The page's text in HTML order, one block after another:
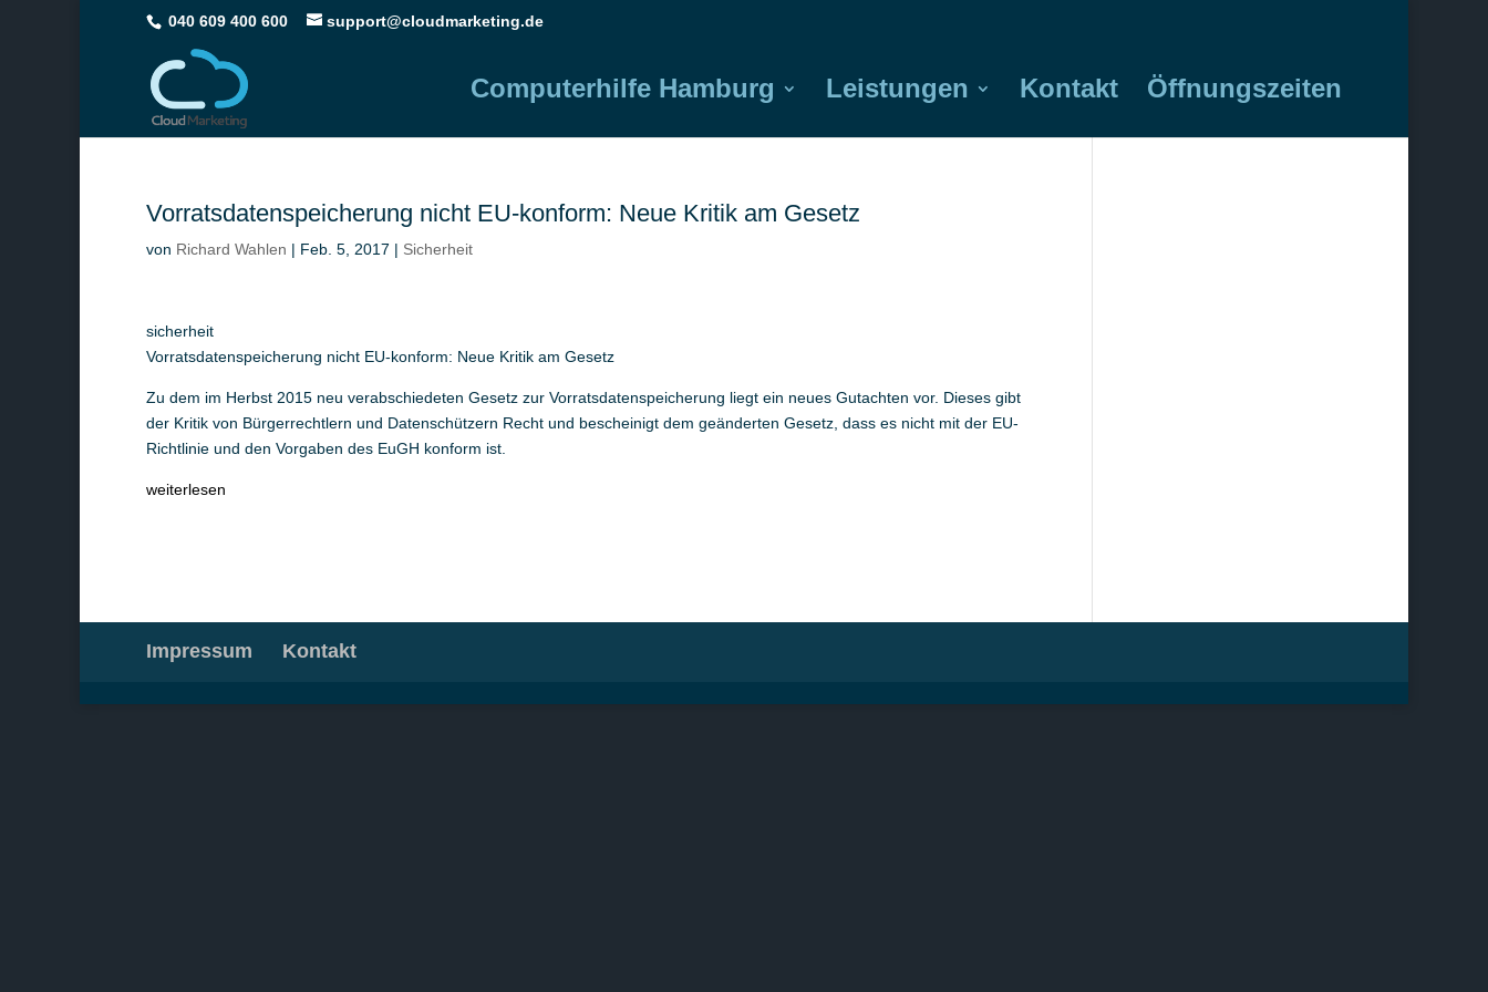
040 609 400 600 support@cloudmarketing.de
Computerhilfe Hamburg Leistungen Kontakt Öffnungszeiten
Vorratsdatenspeicherung nicht EU-konform: Neue Kritik am Gesetz
von Richard Wahlen | Feb. 5, 2017 | Sicherheit
sicherheit
Vorratsdatenspeicherung nicht EU-konform: Neue Kritik am Gesetz
Zu dem im Herbst 2015 neu verabschiedeten Gesetz zur Vorratsdatenspeicherung liegt ein neues Gutachten vor. Dieses gibt
der Kritik von Bürgerrechtlern und Datenschützern Recht und bescheinigt dem geänderten Gesetz, dass es nicht mit der EU-
Richtlinie und den Vorgaben des EuGH konform ist.
weiterlesen
Impressum Kontakt